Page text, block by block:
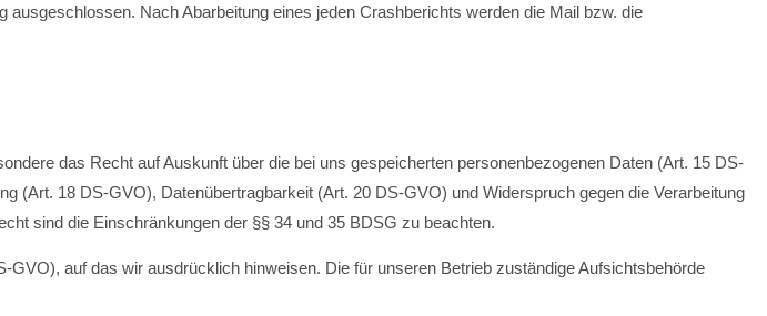
ausgeschlossen. Nach Abarbeitung eines jeden Crashberichts werden die Mail bzw. die
das Recht auf Auskunft über die bei uns gespeicherten personenbezogenen Daten (Art. 15 DS-
18 DS-GVO), Datenübertragbarkeit (Art. 20 DS-GVO) und Widerspruch gegen die Verarbeitung
sind die Einschränkungen der §§ 34 und 35 BDSG zu beachten.
auf das wir ausdrücklich hinweisen. Die für unseren Betrieb zuständige Aufsichtsbehörde